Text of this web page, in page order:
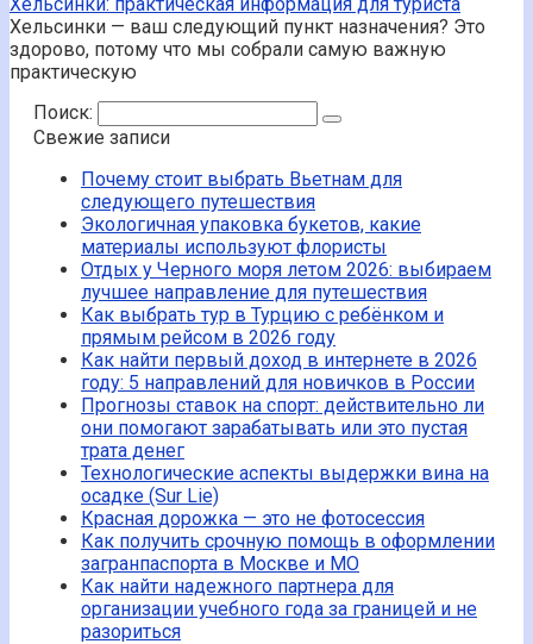
Хельсинки — ваш следующий пункт назначения? Это
здорово, потому что мы собрали самую важную
практическую
Поиск:
Свежие записи
Почему стоит выбрать Вьетнам для
следующего путешествия
Экологичная упаковка букетов, какие
материалы используют флористы
Отдых у Черного моря летом 2026: выбираем
лучшее направление для путешествия
Как выбрать тур в Турцию с ребёнком и
прямым рейсом в 2026 году
Как найти первый доход в интернете в 2026
году: 5 направлений для новичков в России
Прогнозы ставок на спорт: действительно ли
они помогают зарабатывать или это пустая
трата денег
Технологические аспекты выдержки вина на
осадке (Sur Lie)
Красная дорожка — это не фотосессия
Как получить срочную помощь в оформлении
загранпаспорта в Москве и МО
Как найти надежного партнера для
организации учебного года за границей и не
разориться